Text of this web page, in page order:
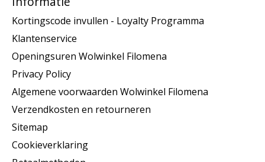
Kortingscode invullen - Loyalty Programma
Klantenservice
Openingsuren Wolwinkel Filomena
Privacy Policy
Algemene voorwaarden Wolwinkel Filomena
Verzendkosten en retourneren
Sitemap
Cookieverklaring